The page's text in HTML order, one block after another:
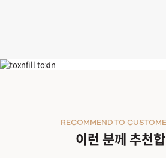
이런 분께 추천
RECOMMEND TO